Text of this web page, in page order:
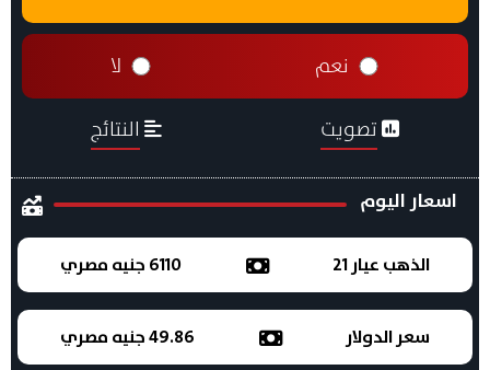
نعم لا
تصويت النتائج
اسعار اليوم
الذهب عيار 21 6110 جنيه مصري
سعر الدولار 49.86 جنيه مصري